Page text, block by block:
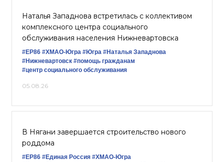
Наталья Западнова встретилась с коллективом
комплексного центра социального
обслуживания населения Нижневартовска
#ЕР86 #ХМАО-Югра #Югра #Наталья Западнова
#Нижневартовск #помощь гражданам
#центр социального обслуживания
05.08.26
В Нягани завершается строительство нового
роддома
#ЕР86 #Единая Россия #ХМАО-Югра